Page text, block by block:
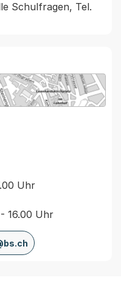
Schulfragen, Tel.
Karte von MapBS.
Link, wird in einem
Uhr
16.00 Uhr